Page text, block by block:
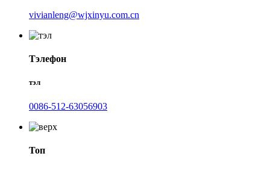
vivianleng@wjxinyu.com.cn
Тэлефон
тэл
0086-512-63056903
Топ